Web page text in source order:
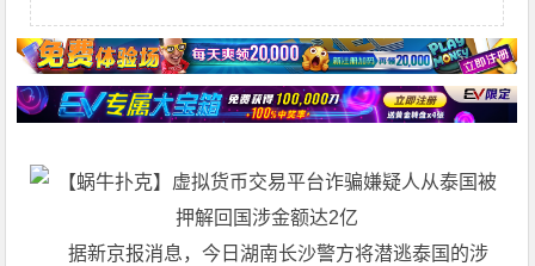
据新京报消息，今日湖南长沙警方将潜逃泰国的涉